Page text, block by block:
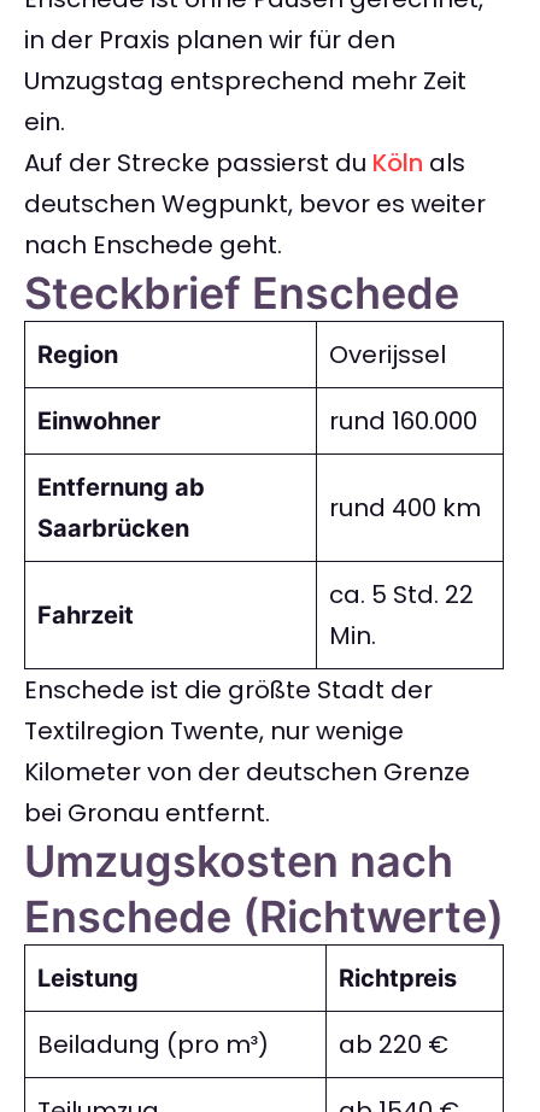
in der Praxis planen wir für den
Umzugstag entsprechend mehr Zeit
ein.
Auf der Strecke passierst du Köln als
deutschen Wegpunkt, bevor es weiter
nach Enschede geht.
Steckbrief Enschede
Region Overijssel
Einwohner rund 160.000
Entfernung ab
Saarbrücken
rund 400 km
Fahrzeit
ca. 5 Std. 22
Min.
Enschede ist die größte Stadt der
Textilregion Twente, nur wenige
Kilometer von der deutschen Grenze
bei Gronau entfernt.
Umzugskosten nach
Enschede (Richtwerte)
Leistung Richtpreis
Beiladung (pro m³)
ab 220 €